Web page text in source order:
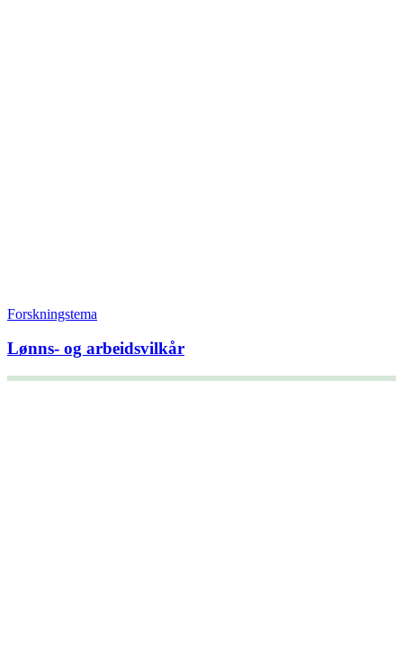
Forskningstema
Lønns- og arbeidsvilkår